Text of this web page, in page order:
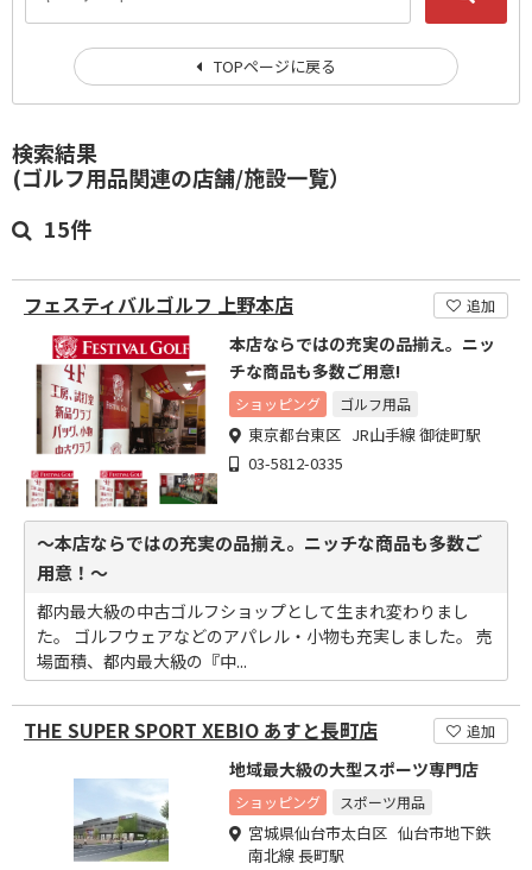
検索結果
(ゴルフ用品関連の店舗/施設一覧）
15件
フェスティバルゴルフ 上野本店 追加
本店ならではの充実の品揃え。ニッ
チな商品も多数ご用意!
ショッピング ゴルフ用品
東京都台東区 JR山手線 御徒町駅
03-5812-0335
～本店ならではの充実の品揃え。ニッチな商品も多数ご
用意！～
都内最大級の中古ゴルフショップとして生まれ変わりまし
た。 ゴルフウェアなどのアパレル・小物も充実しました。 売
場面積、都内最大級の『中...
THE SUPER SPORT XEBIO あすと長町店 追加
地域最大級の大型スポーツ専門店
ショッピング スポーツ用品
宮城県仙台市太白区 仙台市地下鉄
南北線 長町駅
TOPページに戻る